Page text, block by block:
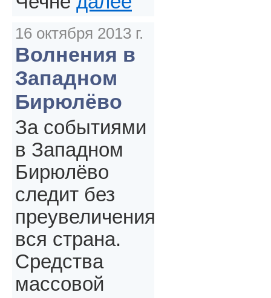
16 октября 2013 г.
Волнения в
Западном
Бирюлёво
За событиями
в Западном
Бирюлёво
следит без
преувеличения
вся страна.
Средства
массовой